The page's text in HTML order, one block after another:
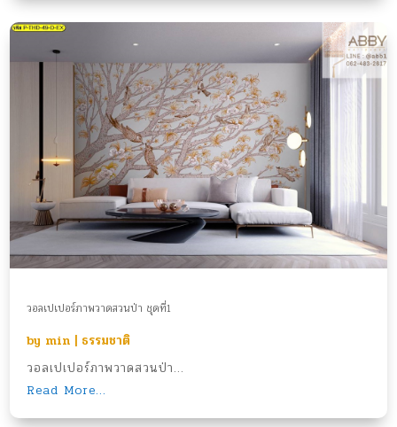
วอลเปเปอร์ภาพวาดสวนป่า ชุดที่1
by min | ธรรมชาติ
วอลเปเปอร์ภาพวาดสวนป่า...
Read More...